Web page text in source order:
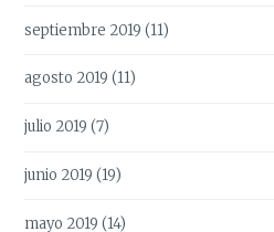
septiembre 2019 (11)
agosto 2019 (11)
julio 2019 (7)
junio 2019 (19)
mayo 2019 (14)